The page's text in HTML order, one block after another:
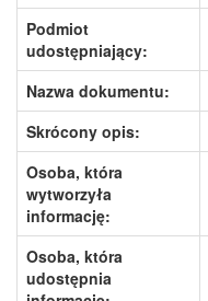
Podmiot
udostępniający:
Nazwa dokumentu:
Skrócony opis:
Osoba, która
wytworzyła
informację:
Osoba, która
udostępnia